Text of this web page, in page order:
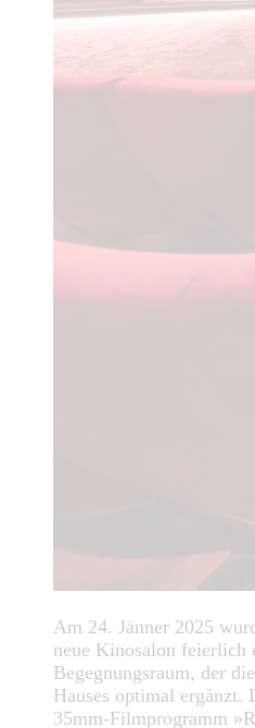
Am 24. Jänner 2025
neue Kinosalon feierlich
Begegnungsraum, der
Hauses optimal ergänzt.
35mm-Filmprogramm